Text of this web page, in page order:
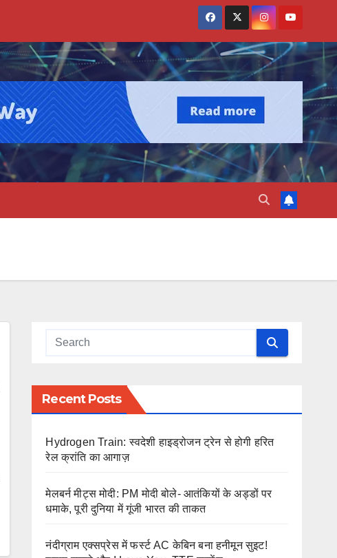
Recent Posts
Hydrogen Train: स्वदेशी हाइड्रोजन ट्रेन से होगी हरित
रेल क्रांति का आगाज़
मेलबर्न मीट्स मोदी: PM मोदी बोले- आतंकियों के अड्डों पर
धमाके, पूरी दुनिया में गूंजी भारत की ताकत
नंदीग्राम एक्सप्रेस में फर्स्ट AC केबिन बना हनीमून सुइट!